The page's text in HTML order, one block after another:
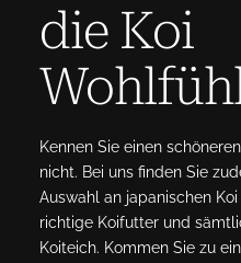
die Koi
Kennen Sie einen
nicht. Bei uns finden Sie
Auswahl an japanischen
richtige Koifutter und
Koiteich. Kommen Sie zu